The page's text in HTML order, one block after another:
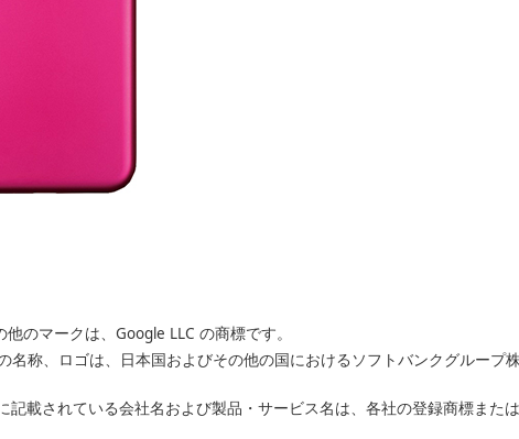
のマークは、Google LLC の商標です。
名称、ロゴは、日本国およびその他の国におけるソフトバンクグループ
記載されている会社名および製品・サービス名は、各社の登録商標または